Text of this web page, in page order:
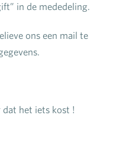
in de mededeling.
ons een mail te
dat het iets kost !